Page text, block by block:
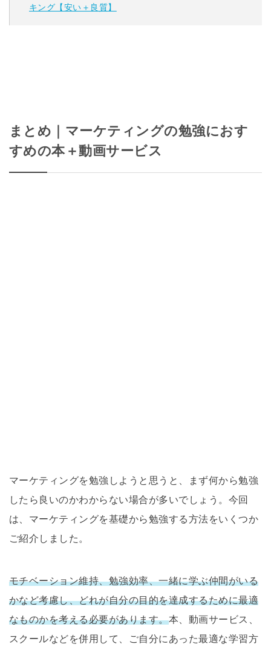
キング【安い＋良質】
まとめ｜マーケティングの勉強におす
すめの本＋動画サービス
マーケティングを勉強しようと思うと、まず何から勉強
したら良いのかわからない場合が多いでしょう。今回
は、マーケティングを基礎から勉強する方法をいくつか
ご紹介しました。
モチベーション維持、勉強効率、一緒に学ぶ仲間がいる
かなど考慮し、どれが自分の目的を達成するために最適
なものかを考える必要があります。本、動画サービス、
スクールなどを併用して、ご自分にあった最適な学習方